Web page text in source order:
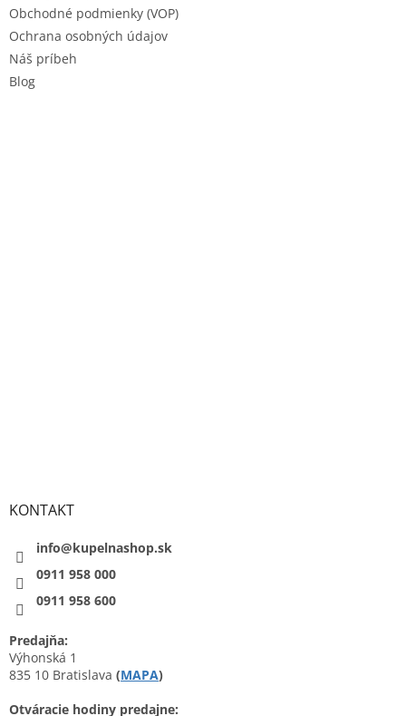
Obchodné podmienky (VOP)
Ochrana osobných údajov
Náš príbeh
Blog
KONTAKT
info@kupelnashop.sk
0911 958 000
0911 958 600
Predajňa:
Výhonská 1
835 10 Bratislava (MAPA)
Otváracie hodiny predajne: